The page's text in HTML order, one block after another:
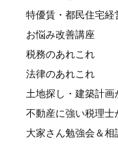
特優賃・都民住宅経
お悩み改善講座
税務のあれこれ
法律のあれこれ
土地探し・建築計
不動産に強い税理
大家さん勉強会＆相